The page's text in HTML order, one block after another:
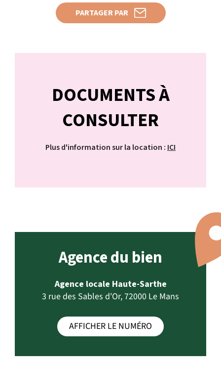
PARTAGER PAR
DOCUMENTS À
CONSULTER
Plus d'information sur la location : ICI
Agence du bien
Agence locale Haute-Sarthe
3 rue des Sables d'Or, 72000 Le Mans
AFFICHER LE NUMÉRO
0243437272